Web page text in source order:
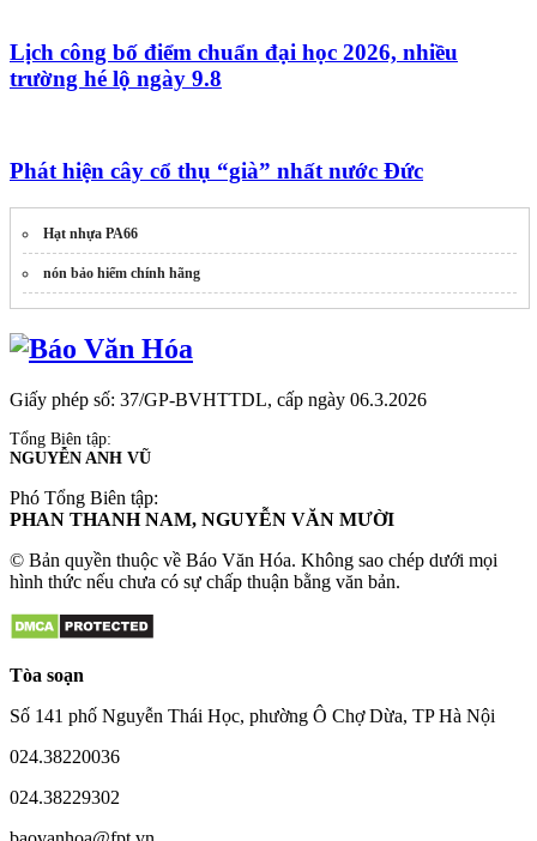
Lịch công bố điểm chuẩn đại học 2026, nhiều
trường hé lộ ngày 9.8
Phát hiện cây cổ thụ “già” nhất nước Đức
Hạt nhựa PA66
nón bảo hiểm chính hãng
Giấy phép số: 37/GP-BVHTTDL, cấp ngày 06.3.2026
Tổng Biên tập:
NGUYỄN ANH VŨ
Phó Tổng Biên tập:
PHAN THANH NAM, NGUYỄN VĂN MƯỜI
© Bản quyền thuộc về Báo Văn Hóa. Không sao chép dưới mọi
hình thức nếu chưa có sự chấp thuận bằng văn bản.
Tòa soạn
Số 141 phố Nguyễn Thái Học, phường Ô Chợ Dừa, TP Hà Nội
024.38220036
024.38229302